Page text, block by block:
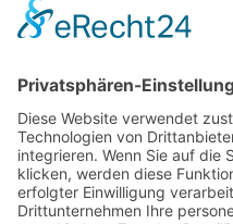
SONSTIGE
Kontakt